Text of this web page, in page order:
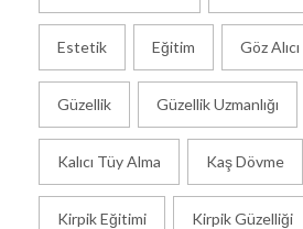
Estetik Eğitim Göz
Güzellik Güzellik Uzmanlığı
Kalıcı Tüy Alma Kaş Dövme
Kirpik Eğitimi Kirpik Güzelliği